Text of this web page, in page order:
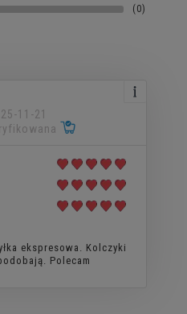
(0)
11-21
ekspresowa. Kolczyki
Polecam